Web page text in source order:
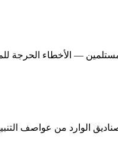
— الأخطاء الحرجة
الوارد من عواصف